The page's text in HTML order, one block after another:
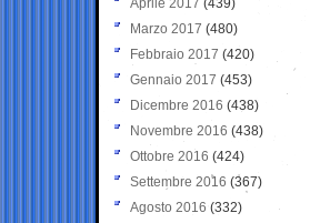
Aprile 2017 (439)
Marzo 2017 (480)
Febbraio 2017 (420)
Gennaio 2017 (453)
Dicembre 2016 (438)
Novembre 2016 (438)
Ottobre 2016 (424)
Settembre 2016 (367)
Agosto 2016 (332)